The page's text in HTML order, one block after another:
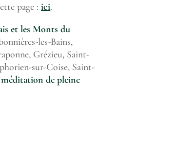
page :ici.
et les Monts du
les-Bains,
Grézieu, Saint-
sur-Coise, Saint-
de pleine